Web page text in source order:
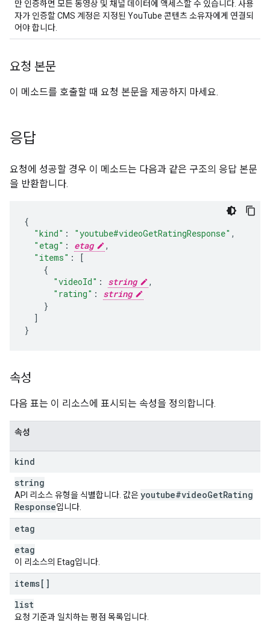
만 인증하면 모든 동영상 및 채널 데이터에 액세스할 수 있습니다. 사용
자가 인증할 CMS 계정은 지정된 YouTube 콘텐츠 소유자에게 연결되
어야 합니다.
요청 본문
이 메소드를 호출할 때 요청 본문을 제공하지 마세요.
응답
요청에 성공할 경우 이 메소드는 다음과 같은 구조의 응답 본문
을 반환합니다.
{
"kind" : "youtube#videoGetRatingResponse" ,
"etag" : etag
,
"items" :
[
{
"videoId" : string
,
"rating" :
string
}
]
}
속성
다음 표는 이 리소스에 표시되는 속성을 정의합니다.
속성
kind
string
API 리소스 유형을 식별합니다. 값은youtube#videoGetRating
Response입니다.
etag
etag
이 리소스의 Etag입니다.
items[]
list
요청 기준과 일치하는 평점 목록입니다.